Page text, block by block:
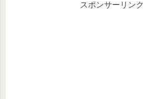
スポンサーリンク